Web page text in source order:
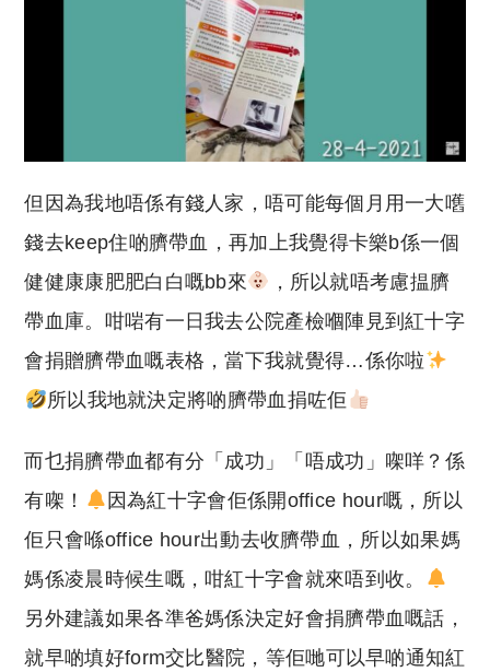
但因為我地唔係有錢人家，唔可能每個月用一大嚿
錢去keep住啲臍帶血，再加上我覺得卡樂b係一個
健健康康肥肥白白嘅bb來
，所以就唔考慮揾臍
帶血庫。咁啱有一日我去公院產檢嗰陣見到紅十字
會捐贈臍帶血嘅表格，當下我就覺得…係你啦
所以我地就決定將啲臍帶血捐咗佢
而乜捐臍帶血都有分「成功」「唔成功」㗎咩？係
有㗎！
因為紅十字會佢係開office hour嘅，所以
佢只會喺office hour出動去收臍帶血，所以如果媽
媽係凌晨時候生嘅，咁紅十字會就來唔到收。
另外建議如果各準爸媽係決定好會捐臍帶血嘅話，
就早啲填好form交比醫院，等佢哋可以早啲通知紅